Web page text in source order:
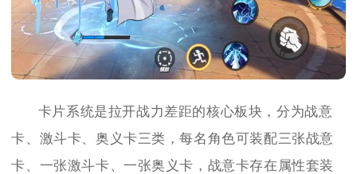
卡片系统是拉开战力差距的核心板块，分为战意
卡、激斗卡、奥义卡三类，每名角色可装配三张战意
卡、一张激斗卡、一张奥义卡，战意卡存在属性套装